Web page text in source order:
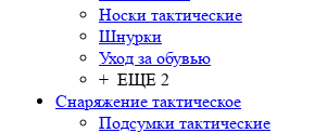
Носки тактические
Шнурки
Уход за обувью
+ ЕЩЕ 2
Снаряжение тактическое
Подсумки тактические